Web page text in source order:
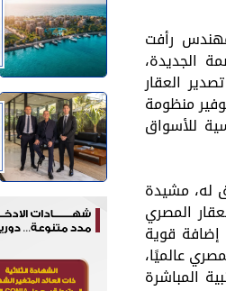
رأفت
الجديدة،
العقار
منظومة
للأسواق
له، مشيدة
المصري
قوية
عالميًا،
المباشرة